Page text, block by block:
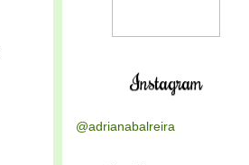
Instagram
@adrianabalreira